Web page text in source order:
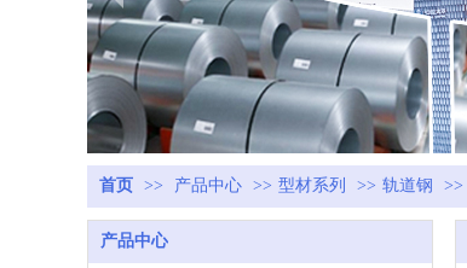
首页 >> 产品中心 >> 型材系列 >> 轨道钢 >>
产品中心